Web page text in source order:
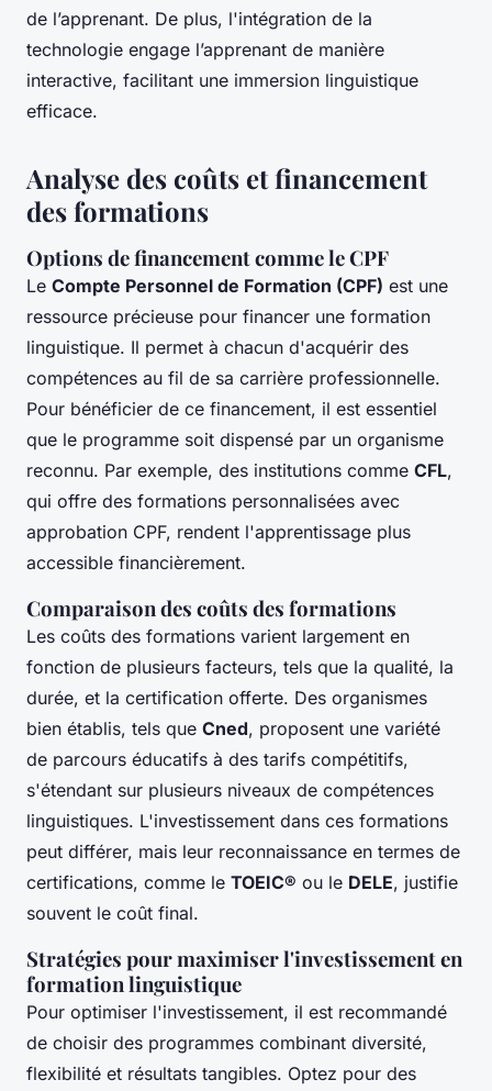
de l’apprenant. De plus, l'intégration de la
technologie engage l’apprenant de manière
interactive, facilitant une immersion linguistique
efficace.
Analyse des coûts et financement
des formations
Options de financement comme le CPF
Le Compte Personnel de Formation (CPF) est une
ressource précieuse pour financer une formation
linguistique. Il permet à chacun d'acquérir des
compétences au fil de sa carrière professionnelle.
Pour bénéficier de ce financement, il est essentiel
que le programme soit dispensé par un organisme
reconnu. Par exemple, des institutions comme CFL,
qui offre des formations personnalisées avec
approbation CPF, rendent l'apprentissage plus
accessible financièrement.
Comparaison des coûts des formations
Les coûts des formations varient largement en
fonction de plusieurs facteurs, tels que la qualité, la
durée, et la certification offerte. Des organismes
bien établis, tels que Cned, proposent une variété
de parcours éducatifs à des tarifs compétitifs,
s'étendant sur plusieurs niveaux de compétences
linguistiques. L'investissement dans ces formations
peut différer, mais leur reconnaissance en termes de
certifications, comme le TOEIC® ou le DELE, justifie
souvent le coût final.
Stratégies pour maximiser l'investissement en
formation linguistique
Pour optimiser l'investissement, il est recommandé
de choisir des programmes combinant diversité,
flexibilité et résultats tangibles. Optez pour des